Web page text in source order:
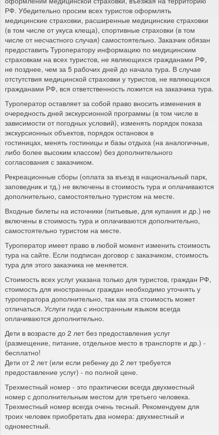
РФ. Убедительно просим всех туристов оформлять
медицинские страховки, расширенные медицинские страховки
(в том числе от укуса клеща), спортивные страховки (в том
числе от несчастного случая) самостоятельно. Заказчик обязан
предоставить Туроператору информацию по медицинским
страховкам на всех туристов, не являющихся гражданами РФ,
не позднее, чем за 5 рабочих дней до начала тура. В случае
отстутствия медицинской страховки у туристов, не являющихся
гражданами РФ, вся ответственность ложится на заказчика тура.
Туроператор оставляет за собой право вносить изменения в
очередность дней экскурсионной программы (в том числе в
зависимости от погодных условий), изменять порядок показа
экскурсионных объектов, порядок остановок в
гостиницах, менять гостиницы и базы отдыха (на аналогичные,
либо более высоким классом) без дополнительного
согласования с заказчиком.
Рекреационные сборы (оплата за въезд в национальный парк,
заповедник и тд.) не включены в стоимость тура и оплачиваются
дополнительно, самостоятельно туристом на месте.
Входные билеты на источники (питьевые, для купания и др.) не
включены в стоимость тура и оплачиваются дополнительно,
самостоятельно туристом на месте.
Туроператор имеет право в любой момент изменить стоимость
тура на сайте. Если подписан договор с заказчиком, стоимость
тура для этого заказчика не меняется.
Стоимость всех услуг указана только для туристов, граждан РФ,
стоимость для иностранных граждан необходимо уточнять у
туроператора дополнительно, так как эта стоимость может
отличаться. Услуги гида с иностранным языком всегда
оплачиваются дополнительно.
Дети в возрасте до 2 лет без предоставления услуг
(размещение, питание, отдельное место в транспорте и др.) -
бесплатно!
Дети от 2 лет (или если ребенку до 2 лет требуется
предоставление услуг) - по полной цене.
Трехместный номер - это практически всегда двухместный
номер с дополнительным местом для третьего человека.
Трехместный номер всегда очень тесный. Рекомендуем для
троих человек приобретать два номера: двухместный и
одноместный.